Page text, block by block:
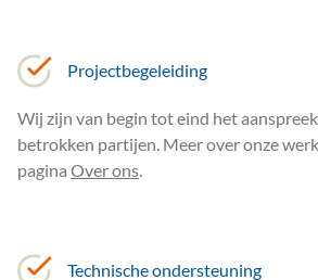
Projectbegeleiding
Wij zijn van begin tot eind het
betrokken partijen. Meer over onze
paginaOver ons.
Technische ondersteuning